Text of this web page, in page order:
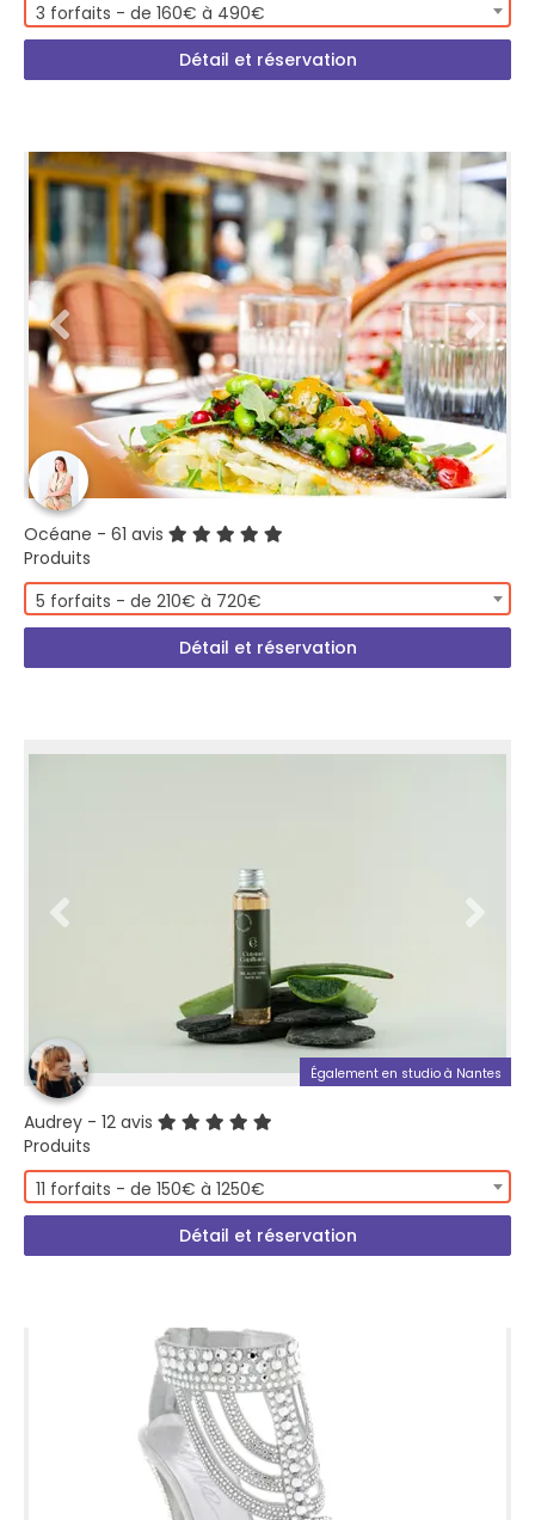
3 forfaits - de 160€ à 490€
Détail et réservation
Océane - 61 avis
Produits
5 forfaits - de 210€ à 720€
Détail et réservation
Également en studio à Nantes
Audrey - 12 avis
Produits
11 forfaits - de 150€ à 1250€
Détail et réservation